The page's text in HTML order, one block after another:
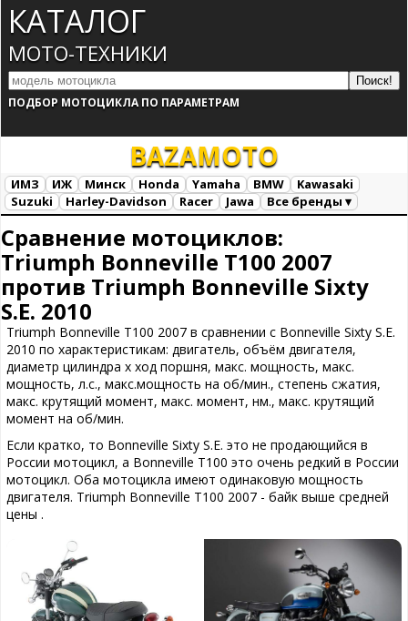
КАТАЛОГ
МОТО-ТЕХНИКИ
ПОДБОР МОТОЦИКЛА ПО ПАРАМЕТРАМ
BAZAMOTO
ИМЗ ИЖ Минск Honda Yamaha BMW
Kawasaki
Suzuki
Harley-Davidson Racer Jawa
Все бренды ▾
Сравнение мотоциклов:
Triumph Bonneville T100 2007
против Triumph Bonneville Sixty
S.E. 2010
Triumph Bonneville T100 2007 в сравнении с Bonneville Sixty S.E.
2010 по характеристикам: двигатель, объём двигателя,
диаметр цилиндра х ход поршня, макс. мощность, макс.
мощность, л.с., макс.мощность на об/мин., степень сжатия,
макс. крутящий момент, макс. момент, нм., макс. крутящий
момент на об/мин.
Если кратко, то Bonneville Sixty S.E. это не продающийся в
России мотоцикл, а Bonneville T100 это очень редкий в России
мотоцикл. Оба мотоцикла имеют одинаковую мощность
двигателя. Triumph Bonneville T100 2007 - байк выше средней
цены .